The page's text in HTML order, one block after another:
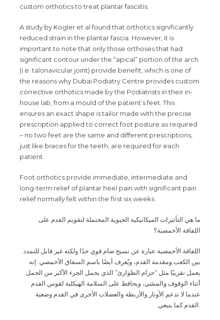
custom orthotics to treat plantar fasciitis.
A study by Kogler et al found that orthotics significantly
reduced strain in the plantar fascia. However, it is
important to note that only those orthoses that had
significant contour under the “apical” portion of the arch
(i.e. talonavicular joint) provide benefit, which is one of
the reasons why Dubai Podiatry Centre provides custom
corrective orthotics made by the Podiatrists in their in-
house lab, from a mould of the patient’s feet. This
ensures an exact shape is tailor made with the precise
prescription applied to correct foot posture as required
– no two feet are the same and different prescriptions,
just like braces for the teeth, are required for each
patient.
Foot orthotics provide immediate, intermediate and
long-term relief of plantar heel pain with significant pain
relief normally felt within the first six weeks.
ما هي التأثيرات الميكانيكية الحيوية المحتملة لتقويم القدم على
اللفافة الأخمصية؟
اللفافة الأخمصية عبارة عن نسيج ضام قوي جدًا ولكنه غير قابل للتمدد
بين الكعب ومقدمة القدم، ويُعرف أيضًا باسم السفاق الأخمصي. إنه
يعمل تقريبًا مثل “حزام الطوارئ” الذي يحمل الجزء الأكبر من الحمل
أثناء الوقوف والمشي، ويحافظ على السلامة الهيكلية لقوس القدم
عندما لا تدعم الأوتار والأربطة والعضلات الأخرى في القدم وضعية
القدم كما ينبغي